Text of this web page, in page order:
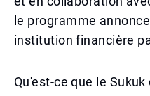
le programme
institution financière
Qu'est-ce que le Sukuk